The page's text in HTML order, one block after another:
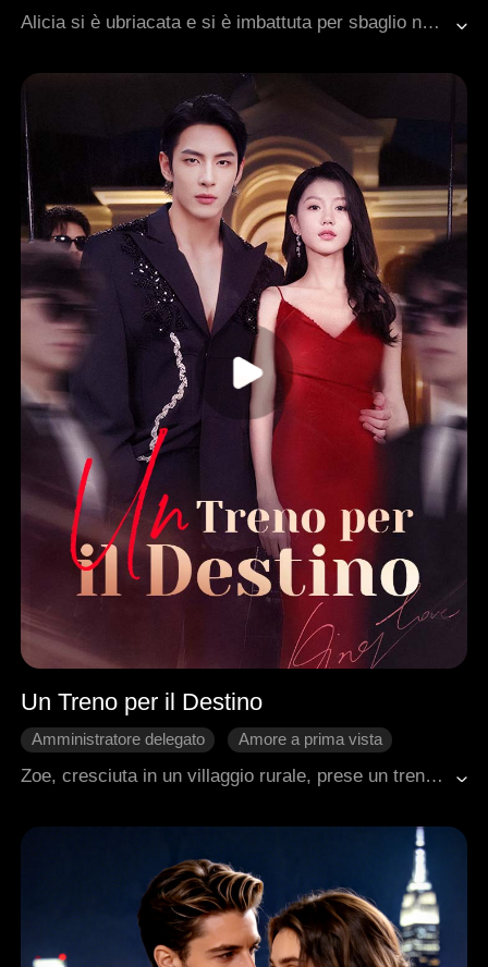
Impostore
Innamoramento Graduale
Dolcezza
Alicia si è ubriacata e si è imbattuta per sbaglio nella suite presidenziale dell'hotel, dove ha avuto un'avventura di una notte con il suo capo, Ryan. Terrorizzata dalle conseguenze, ha nascosto la verità per non rischiare il lavoro. La sua amica Jessie trova la collana di Alicia nella suite e dichiara falsamente di essere la compagna di una notte di Ryan. Nel corso del tempo, Alicia si è gradualmente innamorata di Ryan. Alla fine, le bugie di Jessie vennero alla luce. Alicia e Ryan superano tutti i malintesi e finalmente si uniscono come coppia.
Un Treno per il Destino
Amministratore delegato
Amore a prima vista
Romanzo sentimentale moderno
Zoe, cresciuta in un villaggio rurale, prese un treno per Zruland per chiedere aiuto economico a suo padre e pagare le cure della nonna. Sul treno incontrò per caso Terry, il capo della malavita di Zruland, ferito gravemente e in fuga dai suoi nemici.Zoe lo salvò, creando un legame indissolubile tra loro. Una volta a Zruland, Terry iniziò a corteggiarla con determinazione, deciso a conquistarla a tutti i costi.